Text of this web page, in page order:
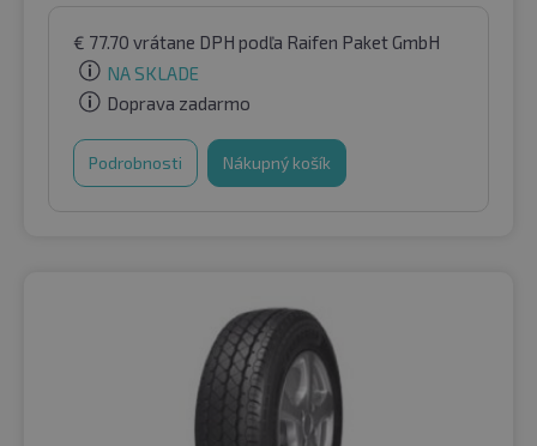
€ 77.70 vrátane DPH podľa Raifen Paket GmbH
NA SKLADE
Doprava zadarmo
Podrobnosti Nákupný košík